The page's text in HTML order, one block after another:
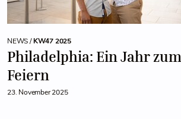
NEWS /KW47 2025
Philadelphia: Ein Jahr zum
Feiern
23. November 2025